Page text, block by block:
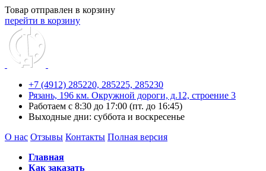
Товар отправлен в корзину
перейти в корзину
+7 (4912) 285220, 285225, 285230
Рязань, 196 км. Окружной дороги, д.12, строение 3
Работаем с 8:30 до 17:00 (пт. до 16:45)
Выходные дни: суббота и воскресенье
О нас Отзывы Контакты Полная версия
Главная
Как заказать